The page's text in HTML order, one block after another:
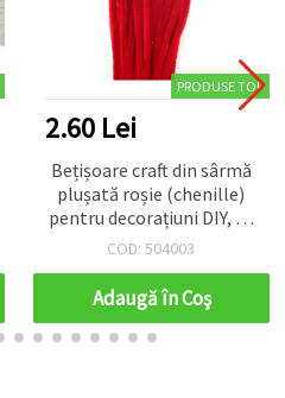
PRODUSE TOP
2.60 Lei
Bețișoare craft din sârmă
plușată roșie (chenille)
pentru decorațiuni DIY, 30
cm - 10 buc.
COD: 504003
Adaugă în Coş